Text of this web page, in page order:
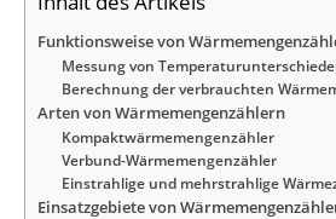
Funktionsweise von
Messung von
Berechnung der verbrauchten
Arten von Wärmemengenzählern
Kompaktwärmemengenzähler
Verbund-Wärmemengenzähler
Einstrahlige und mehrstrahlige
Einsatzgebiete von